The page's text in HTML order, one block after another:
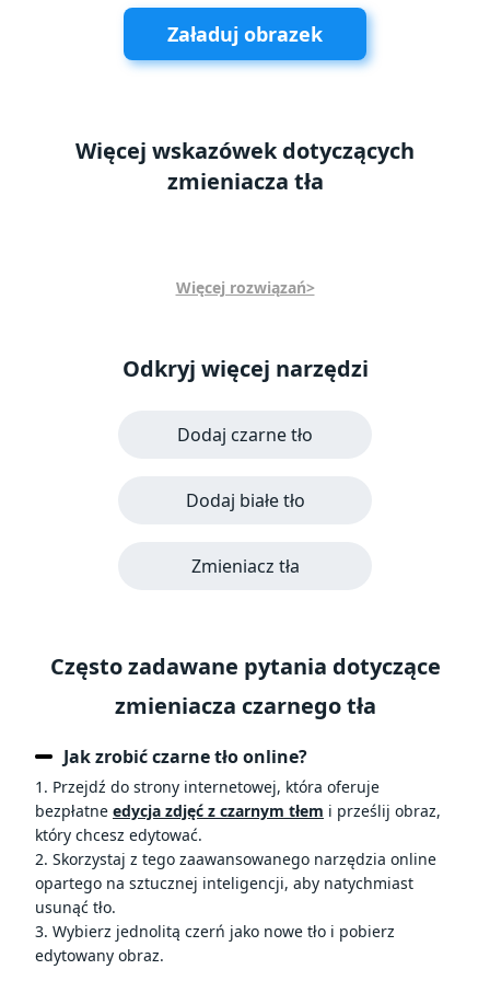
Załaduj obrazek
Więcej wskazówek dotyczących
zmieniacza tła
Więcej rozwiązań>
Odkryj więcej narzędzi
Dodaj czarne tło
Dodaj białe tło
Zmieniacz tła
Często zadawane pytania dotyczące
zmieniacza czarnego tła
Jak zrobić czarne tło online?
1. Przejdź do strony internetowej, która oferuje
bezpłatne edycja zdjęć z czarnym tłem i prześlij obraz,
który chcesz edytować.
2. Skorzystaj z tego zaawansowanego narzędzia online
opartego na sztucznej inteligencji, aby natychmiast
usunąć tło.
3. Wybierz jednolitą czerń jako nowe tło i pobierz
edytowany obraz.